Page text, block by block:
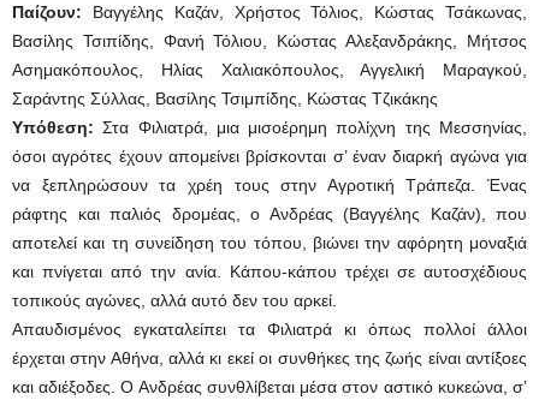
Παίζουν: Βαγγέλης Καζάν, Χρήστος Τόλιος, Κώστας Τσάκωνας,
Βασίλης Τσιπίδης, Φανή Τόλιου, Κώστας Αλεξανδράκης, Μήτσος
Ασημακόπουλος, Ηλίας Χαλιακόπουλος, Αγγελική Μαραγκού,
Σαράντης Σύλλας, Βασίλης Τσιμπίδης, Κώστας Τζικάκης
Υπόθεση: Στα Φιλιατρά, μια μισοέρημη πολίχνη της Μεσσηνίας,
όσοι αγρότες έχουν απομείνει βρίσκονται σ’ έναν διαρκή αγώνα για
να ξεπληρώσουν τα χρέη τους στην Αγροτική Τράπεζα. Ένας
ράφτης και παλιός δρομέας, ο Ανδρέας (Βαγγέλης Καζάν), που
αποτελεί και τη συνείδηση του τόπου, βιώνει την αφόρητη μοναξιά
και πνίγεται από την ανία. Κάπου-κάπου τρέχει σε αυτοσχέδιους
τοπικούς αγώνες, αλλά αυτό δεν του αρκεί.
Απαυδισμένος εγκαταλείπει τα Φιλιατρά κι όπως πολλοί άλλοι
έρχεται στην Αθήνα, αλλά κι εκεί οι συνθήκες της ζωής είναι αντίξοες
και αδιέξοδες. Ο Ανδρέας συνθλίβεται μέσα στον αστικό κυκεώνα, σ’